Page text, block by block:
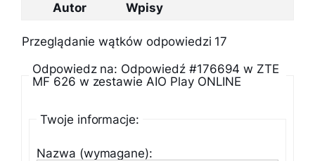
Autor
Wpisy
Przeglądanie wątków odpowiedzi 17
Odpowiedz na: Odpowiedź #176694 w ZTE
MF 626 w zestawie AIO Play ONLINE
Twoje informacje:
Nazwa (wymagane):